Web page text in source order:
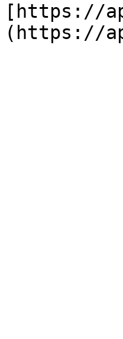
[https://